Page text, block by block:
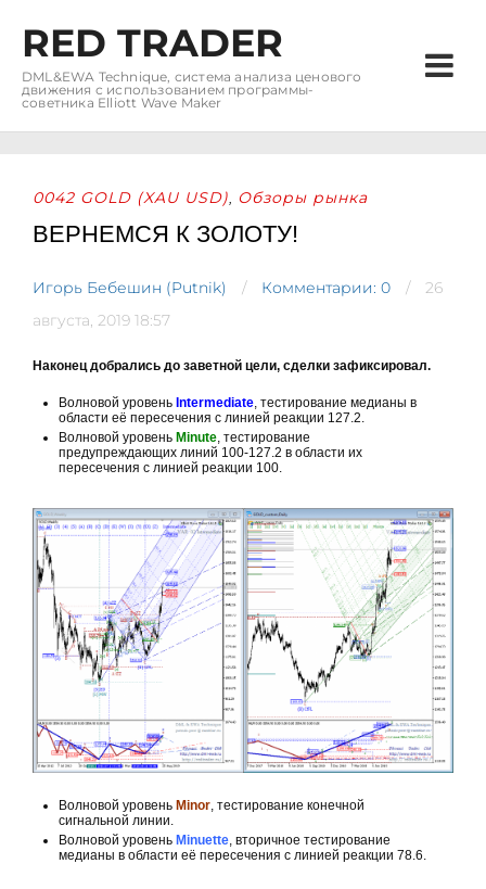
RED TRADER
DML&EWA Technique, система анализа ценового
движения с использованием программы-
советника Elliott Wave Maker
0042 GOLD (XAU USD), Обзоры рынка
ВЕРНЕМСЯ К ЗОЛОТУ!
Игорь Бебешин (Putnik) Комментарии: 0
26
августа, 2019 18:57
Наконец добрались до заветной цели, сделки зафиксировал.
Волновой уровень Intermediate, тестирование медианы в
области её пересечения с линией реакции 127.2.
Волновой уровень Minute, тестирование
предупреждающих линий 100-127.2 в области их
пересечения с линией реакции 100.
Волновой уровень Minor, тестирование конечной
сигнальной линии.
Волновой уровень Minuette, вторичное тестирование
медианы в области её пересечения с линией реакции 78.6.